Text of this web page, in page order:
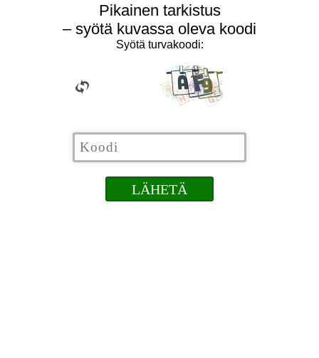
Pikainen tarkistus
– syötä kuvassa oleva koodi
Syötä turvakoodi: